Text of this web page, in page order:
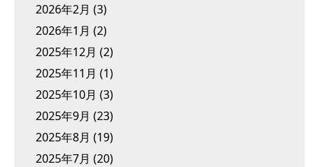
2026年2月 (3)
2026年1月 (2)
2025年12月 (2)
2025年11月 (1)
2025年10月 (3)
2025年9月 (23)
2025年8月 (19)
2025年7月 (20)